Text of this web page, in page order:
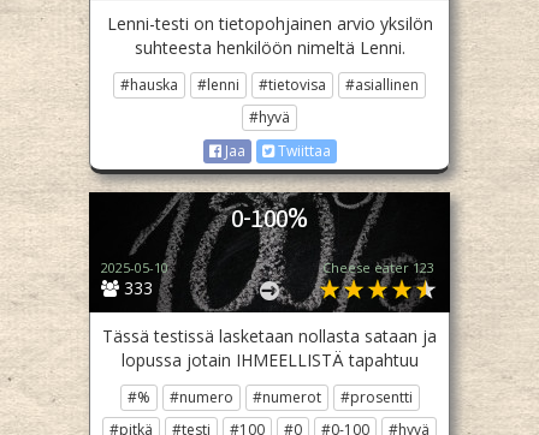
Lenni-testi on tietopohjainen arvio yksilön
suhteesta henkilöön nimeltä Lenni.
#hauska #lenni #tietovisa
#asiallinen
#hyvä
Jaa
Twiittaa
0-100%
333
2025-05-10 Cheese eater 123
Tässä testissä lasketaan nollasta sataan ja
lopussa jotain IHMEELLISTÄ tapahtuu
#% #numero #numerot
#prosentti
#pitkä
#testi #100 #0 #0-100 #hyvä